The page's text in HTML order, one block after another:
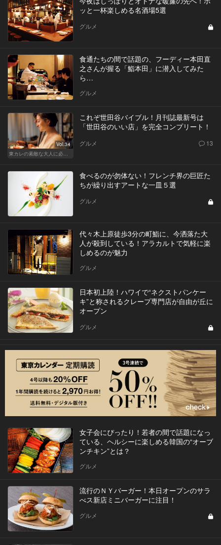
ッと一杯楽しめる名酒場5選
グルメ
食通たちの間で話題の、フーディー本田直
之さんが握る「鮨本田」に潜入してみた
ら…
グルメ
Vol.34
東カレの素敵な大人に必要なこと
これぞ世田谷バイブル！月刊誌最新号は
「世田谷のいい店」を完全コンプリート！
グルメ 13
食べるのが勿体ない！フレンチ界の巨匠た
ちが繰り出すアートな一皿５選
グルメ
代々木上原徒歩3分の町鮨に、今洒落た大
人が殺到している！アラカルトで気軽に楽
しめるのが魅力
グルメ
日本初上陸！ハワイで“ネクストパンケー
キ”と称されるクレープ専門店が自由が丘に
オープン
グルメ
女子会にぴったり！若者の間で話題になっ
ている、ヘルシーに楽しめる韓国の“オーブ
ンチキン”とは？
グルメ
流行のＮＹバーガー！本日オープンのサラ
べス新店ミニバーガーに注目！
グルメ